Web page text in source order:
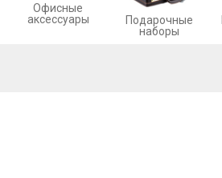
Офисные
аксессуары
Подарочные
наборы